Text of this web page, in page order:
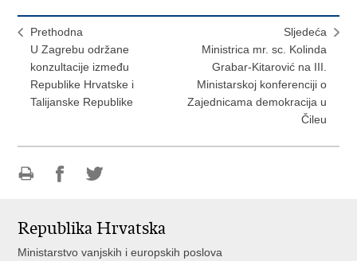
Prethodna
U Zagrebu održane
konzultacije između
Republike Hrvatske i
Talijanske Republike
Sljedeća
Ministrica mr. sc. Kolinda
Grabar-Kitarović na III.
Ministarskoj konferenciji o
Zajednicama demokracija u
Čileu
Facebooku
Twitteru
Republika Hrvatska
Ministarstvo vanjskih i europskih poslova